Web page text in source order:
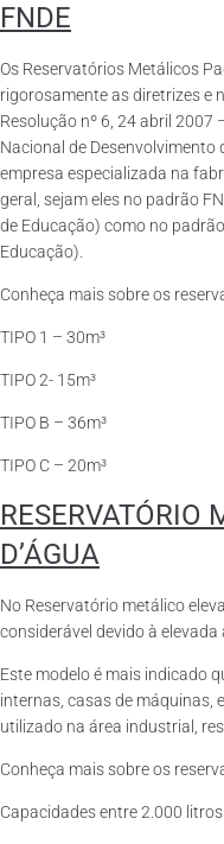
FNDE
Os Reservatórios Metálicos
rigorosamente as diretrizes e
Resolução nº 6, 24 abril
Nacional de Desenvolvimento
empresa especializada na
geral, sejam eles no padrão
de Educação) como no
Educação).
Conheça mais sobre os
TIPO 1 – 30m³
TIPO 2- 15m³
TIPO B – 36m³
TIPO C – 20m³
RESERVATÓRIO
D’ÁGUA
No Reservatório metálico
considerável devido à
Este modelo é mais indicado
internas, casas de máquinas,
utilizado na área industrial,
Conheça mais sobre os
Capacidades entre 2.000